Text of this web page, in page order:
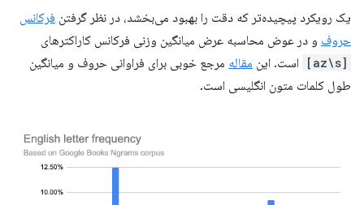
یک رویکرد پیچیده‌تر که دقت را بهبود می‌بخشد، در نظر گرفتن فرکانس
حروف و در عوض محاسبه عرض میانگین وزنی فرکانس کاراکترهای
[az\s] است. این مقاله مرجع خوبی برای فراوانی حروف و میانگین
طول کلمات متون انگلیسی است.